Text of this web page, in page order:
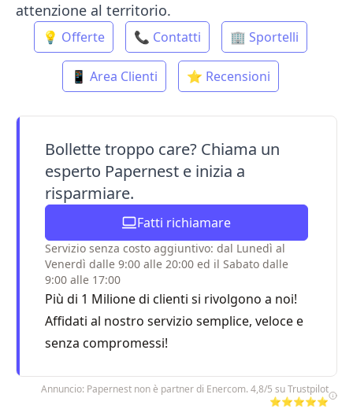
attenzione al territorio.
💡 Offerte 📞 Contatti 🏢 Sportelli
📱 Area Clienti ⭐ Recensioni
Bollette troppo care? Chiama un
esperto Papernest e inizia a
risparmiare.
Fatti richiamare
Servizio senza costo aggiuntivo: dal Lunedì al
Venerdì dalle 9:00 alle 20:00 ed il Sabato dalle
9:00 alle 17:00
Più di 1 Milione di clienti si rivolgono a noi!
Affidati al nostro servizio semplice, veloce e
senza compromessi!
Annuncio: Papernest non è partner di Enercom. 4,8/5 su Trustpilot
⭐⭐⭐⭐⭐